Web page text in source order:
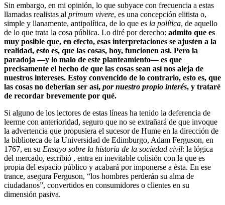
Sin embargo, en mi opinión, lo que subyace con frecuencia a estas
llamadas realistas al primum vivere, es una concepción elitista o,
simple y llanamente, antipolítica, de lo que es la política, de aquello
de lo que trata la cosa pública. Lo diré por derecho: admito que es
muy posible que, en efecto, esas interpretaciones se ajusten a la
realidad, esto es, que las cosas, hoy, funcionen así. Pero la
paradoja —y lo malo de este planteamiento— es que
precisamente el hecho de que las cosas sean así nos aleja de
nuestros intereses. Estoy convencido de lo contrario, esto es, que
las cosas no deberían ser así, por nuestro propio interés, y trataré
de recordar brevemente por qué.
Si alguno de los lectores de estas líneas ha tenido la deferencia de
leerme con anterioridad, seguro que no se extrañará de que invoque
la advertencia que propusiera el sucesor de Hume en la dirección de
la biblioteca de la Universidad de Edimburgo, Adam Ferguson, en
1767, en su Ensayo sobre la historia de la sociedad civil: la lógica
del mercado, escribió , entra en inevitable colisión con la que es
propia del espacio público y acabará por imponerse a ésta. En ese
trance, asegura Ferguson, “los hombres perderán su alma de
ciudadanos”, convertidos en consumidores o clientes en su
dimensión pasiva.